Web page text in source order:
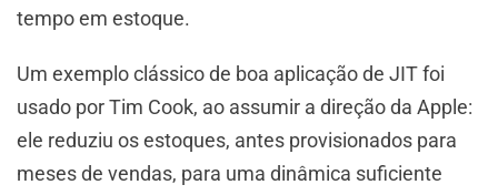
tempo em estoque.
Um exemplo clássico de boa aplicação de JIT foi
usado por Tim Cook, ao assumir a direção da Apple:
ele reduziu os estoques, antes provisionados para
meses de vendas, para uma dinâmica suficiente